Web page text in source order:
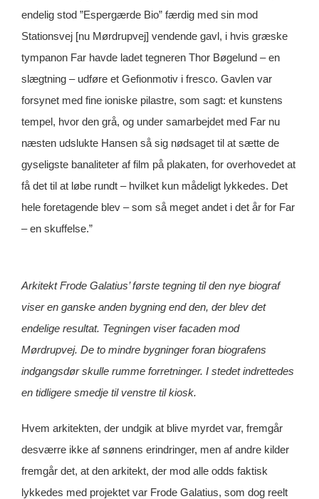
endelig stod ”Espergærde Bio” færdig med sin mod
Stationsvej [nu Mørdrupvej] vendende gavl, i hvis græske
tympanon Far havde ladet tegneren Thor Bøgelund – en
slægtning – udføre et Gefionmotiv i fresco. Gavlen var
forsynet med fine ioniske pilastre, som sagt: et kunstens
tempel, hvor den grå, og under samarbejdet med Far nu
næsten udslukte Hansen så sig nødsaget til at sætte de
gyseligste banaliteter af film på plakaten, for overhovedet at
få det til at løbe rundt – hvilket kun mådeligt lykkedes. Det
hele foretagende blev – som så meget andet i det år for Far
– en skuffelse.”
Arkitekt Frode Galatius’ første tegning til den nye biograf
viser en ganske anden bygning end den, der blev det
endelige resultat. Tegningen viser facaden mod
Mørdrupvej. De to mindre bygninger foran biografens
indgangsdør skulle rumme forretninger. I stedet indrettedes
en tidligere smedje til venstre til kiosk.
Hvem arkitekten, der undgik at blive myrdet var, fremgår
desværre ikke af sønnens erindringer, men af andre kilder
fremgår det, at den arkitekt, der mod alle odds faktisk
lykkedes med projektet var Frode Galatius, som dog reelt